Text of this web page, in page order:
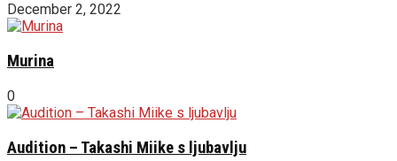
December 2, 2022
Murina
0
Audition – Takashi Miike s ljubavlju